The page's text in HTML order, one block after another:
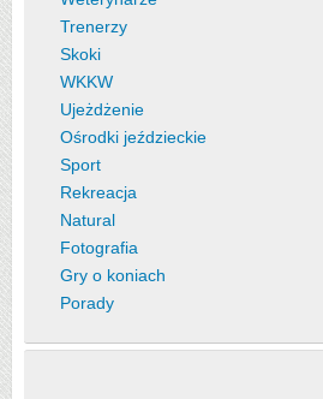
Trenerzy
Skoki
WKKW
Ujeżdżenie
Ośrodki jeździeckie
Sport
Rekreacja
Natural
Fotografia
Gry o koniach
Porady